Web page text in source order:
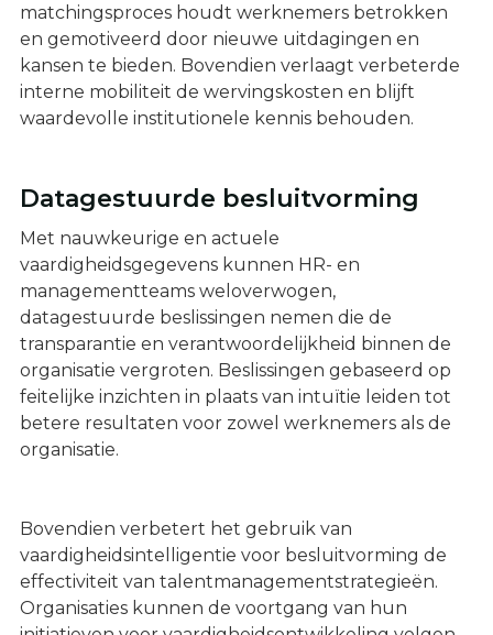
matchingsproces houdt werknemers betrokken
en gemotiveerd door nieuwe uitdagingen en
kansen te bieden. Bovendien verlaagt verbeterde
interne mobiliteit de wervingskosten en blijft
waardevolle institutionele kennis behouden.
Datagestuurde besluitvorming
Met nauwkeurige en actuele
vaardigheidsgegevens kunnen HR- en
managementteams weloverwogen,
datagestuurde beslissingen nemen die de
transparantie en verantwoordelijkheid binnen de
organisatie vergroten. Beslissingen gebaseerd op
feitelijke inzichten in plaats van intuïtie leiden tot
betere resultaten voor zowel werknemers als de
organisatie.
Bovendien verbetert het gebruik van
vaardigheidsintelligentie voor besluitvorming de
effectiviteit van talentmanagementstrategieën.
Organisaties kunnen de voortgang van hun